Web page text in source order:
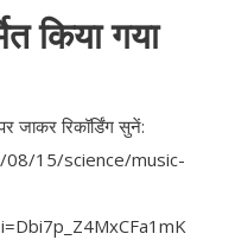
किया गया
रिकॉर्डिंग सुनें:
15/science/music-